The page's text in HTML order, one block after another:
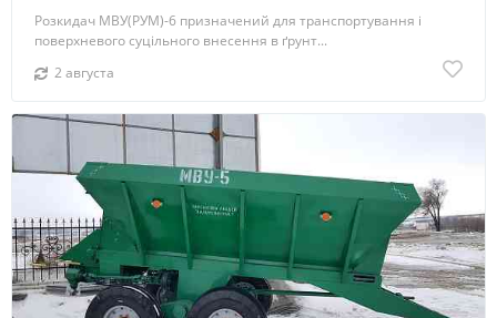
Розкидач МВУ(РУМ)-6 призначений для транспортування і
поверхневого суцільного внесення в ґрунт...
2 августа